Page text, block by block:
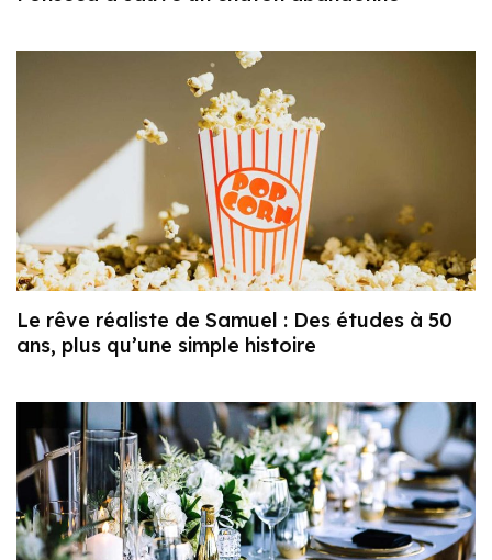
Le rêve réaliste de Samuel : Des études à 50
ans, plus qu’une simple histoire